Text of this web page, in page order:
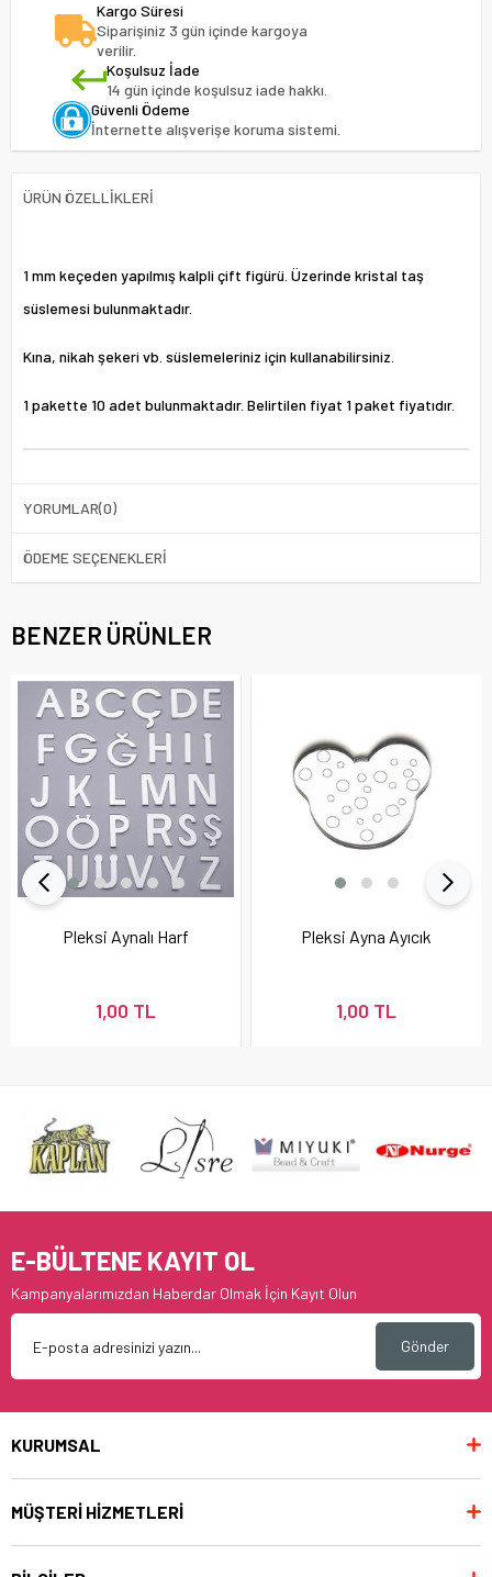
Kargo Süresi
Siparişiniz 3 gün içinde kargoya
verilir.
Koşulsuz İade
14 gün içinde koşulsuz iade hakkı.
Güvenli Ödeme
İnternette alışverişe koruma sistemi.
ÜRÜN ÖZELLIKLERI
1 mm keçeden yapılmış kalpli çift figürü. Üzerinde kristal taş
süslemesi bulunmaktadır.
Kına, nikah şekeri vb. süslemeleriniz için kullanabilirsiniz.
1 pakette 10 adet bulunmaktadır. Belirtilen fiyat 1 paket fiyatıdır.
YORUMLAR(0)
ÖDEME SEÇENEKLERI
BENZER ÜRÜNLER
Pleksi Aynalı Harf
1,00 TL
Pleksi Ayna Ayıcık
1,00 TL
E-BÜLTENE KAYIT OL
Kampanyalarımızdan Haberdar Olmak İçin Kayıt Olun
Gönder
KURUMSAL
MÜŞTERİ HİZMETLERİ